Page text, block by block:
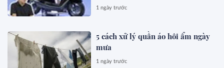
1 ngày trước
5 cách xử lý quần áo hôi ẩm ngày
mưa
1 ngày trước